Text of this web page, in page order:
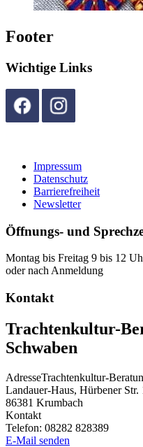
Footer
Wichtige Links
Impressum
Datenschutz
Barrierefreiheit
Newsletter
Öffnungs- und
Montag bis Freitag 9 bis 12
oder nach Anmeldung
Kontakt
Trachtenkultur-
Schwaben
AdresseTrachtenkultur-
Landauer-Haus, Hürbener Str.
86381 Krumbach
Kontakt
Telefon: 08282 828389
E-Mail senden